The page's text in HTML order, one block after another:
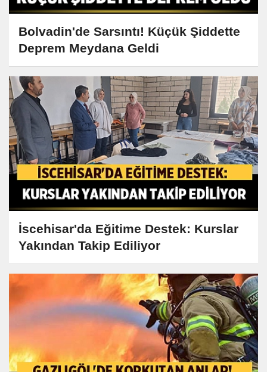
Bolvadin'de Sarsıntı! Küçük Şiddette
Deprem Meydana Geldi
İscehisar'da Eğitime Destek: Kurslar
Yakından Takip Ediliyor